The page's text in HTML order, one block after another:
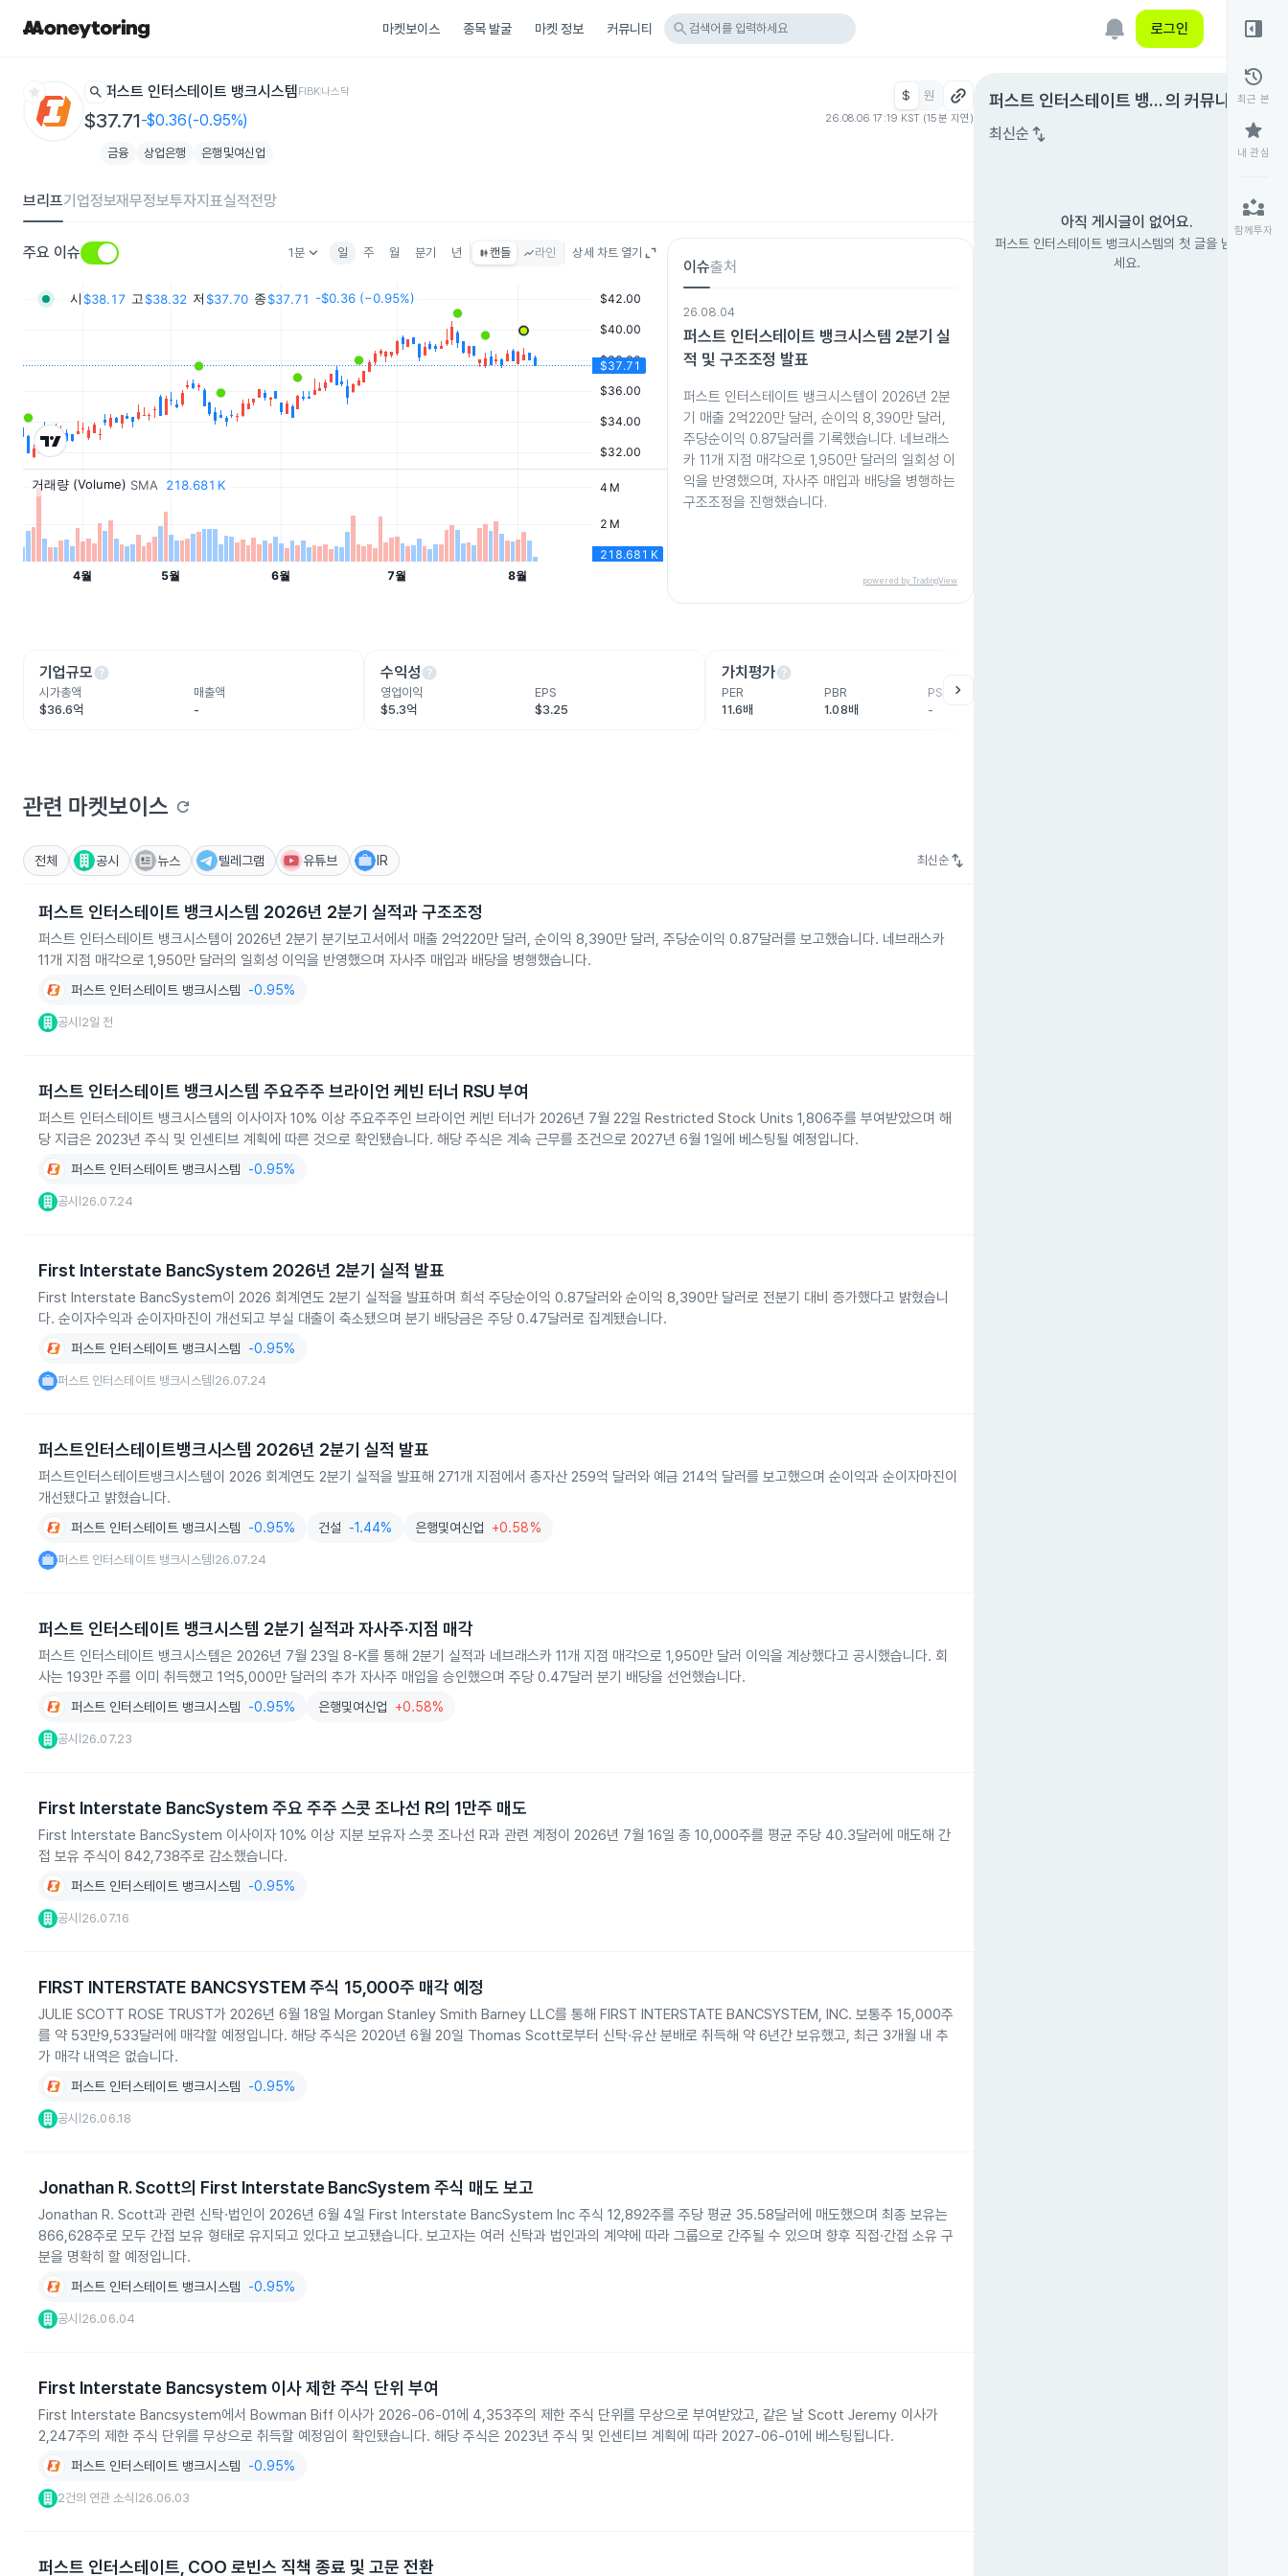
마켓보이스 종목 발굴 마켓 정보 커뮤니티 search 검색어를 입력하세요 로그인
star search 퍼스트 인터스테이트 뱅크시스템FIBK나스닥
$37.71-$0.36(-0.95%)
$ 원
26.08.06 17:19 KST (15분 지연)
금융 상업은행 은행및여신업
브리프기업정보재무정보투자지표실적전망
주요 이슈 1분keyboard_arrow_down 일 주 월 분기 년 캔들 라인 상세 차트 열기
이슈출처
26.08.04
퍼스트 인터스테이트 뱅크시스템 2분기 실
적 및 구조조정 발표
퍼스트 인터스테이트 뱅크시스템이 2026년 2분
기 매출 2억220만 달러, 순이익 8,390만 달러,
주당순이익 0.87달러를 기록했습니다. 네브래스
카 11개 지점 매각으로 1,950만 달러의 일회성 이
익을 반영했으며, 자사주 매입과 배당을 병행하는
구조조정을 진행했습니다.
powered by TradingView
기업규모help
시가총액
$36.6억
매출액
-
수익성help
영업이익
$5.3억
EPS
$3.25
가치평가help
PER
11.6배
PBR
1.08배
PSR
-
chevron_right
관련 마켓보이스 refresh
전체 공시 뉴스 텔레그램 유튜브 IR 최신순 swap_vert
퍼스트 인터스테이트 뱅크시스템 2026년 2분기 실적과 구조조정
퍼스트 인터스테이트 뱅크시스템이 2026년 2분기 분기보고서에서 매출 2억220만 달러, 순이익 8,390만 달러, 주당순이익 0.87달러를 보고했습니다. 네브래스카
11개 지점 매각으로 1,950만 달러의 일회성 이익을 반영했으며 자사주 매입과 배당을 병행했습니다.
퍼스트 인터스테이트 뱅크시스템 -0.95%
공시 2일 전
퍼스트 인터스테이트 뱅크시스템 주요주주 브라이언 케빈 터너 RSU 부여
퍼스트 인터스테이트 뱅크시스템의 이사이자 10% 이상 주요주주인 브라이언 케빈 터너가 2026년 7월 22일 Restricted Stock Units 1,806주를 부여받았으며 해
당 지급은 2023년 주식 및 인센티브 계획에 따른 것으로 확인됐습니다. 해당 주식은 계속 근무를 조건으로 2027년 6월 1일에 베스팅될 예정입니다.
퍼스트 인터스테이트 뱅크시스템 -0.95%
공시 26.07.24
First Interstate BancSystem 2026년 2분기 실적 발표
First Interstate BancSystem이 2026 회계연도 2분기 실적을 발표하며 희석 주당순이익 0.87달러와 순이익 8,390만 달러로 전분기 대비 증가했다고 밝혔습니
다. 순이자수익과 순이자마진이 개선되고 부실 대출이 축소됐으며 분기 배당금은 주당 0.47달러로 집계됐습니다.
퍼스트 인터스테이트 뱅크시스템 -0.95%
퍼스트 인터스테이트 뱅크시스템 26.07.24
퍼스트인터스테이트뱅크시스템 2026년 2분기 실적 발표
퍼스트인터스테이트뱅크시스템이 2026 회계연도 2분기 실적을 발표해 271개 지점에서 총자산 259억 달러와 예금 214억 달러를 보고했으며 순이익과 순이자마진이
개선됐다고 밝혔습니다.
퍼스트 인터스테이트 뱅크시스템 -0.95% 건설 -1.44% 은행및여신업 +0.58%
퍼스트 인터스테이트 뱅크시스템 26.07.24
퍼스트 인터스테이트 뱅크시스템 2분기 실적과 자사주·지점 매각
퍼스트 인터스테이트 뱅크시스템은 2026년 7월 23일 8-K를 통해 2분기 실적과 네브래스카 11개 지점 매각으로 1,950만 달러 이익을 계상했다고 공시했습니다. 회
사는 193만 주를 이미 취득했고 1억5,000만 달러의 추가 자사주 매입을 승인했으며 주당 0.47달러 분기 배당을 선언했습니다.
퍼스트 인터스테이트 뱅크시스템 -0.95% 은행및여신업 +0.58%
공시 26.07.23
First Interstate BancSystem 주요 주주 스콧 조나선 R의 1만주 매도
First Interstate BancSystem 이사이자 10% 이상 지분 보유자 스콧 조나선 R과 관련 계정이 2026년 7월 16일 총 10,000주를 평균 주당 40.3달러에 매도해 간
접 보유 주식이 842,738주로 감소했습니다.
퍼스트 인터스테이트 뱅크시스템 -0.95%
공시 26.07.16
FIRST INTERSTATE BANCSYSTEM 주식 15,000주 매각 예정
JULIE SCOTT ROSE TRUST가 2026년 6월 18일 Morgan Stanley Smith Barney LLC를 통해 FIRST INTERSTATE BANCSYSTEM, INC. 보통주 15,000주
를 약 53만9,533달러에 매각할 예정입니다. 해당 주식은 2020년 6월 20일 Thomas Scott로부터 신탁·유산 분배로 취득해 약 6년간 보유했고, 최근 3개월 내 추
가 매각 내역은 없습니다.
퍼스트 인터스테이트 뱅크시스템 -0.95%
공시 26.06.18
Jonathan R. Scott의 First Interstate BancSystem 주식 매도 보고
Jonathan R. Scott과 관련 신탁·법인이 2026년 6월 4일 First Interstate BancSystem Inc 주식 12,892주를 주당 평균 35.58달러에 매도했으며 최종 보유는
866,628주로 모두 간접 보유 형태로 유지되고 있다고 보고됐습니다. 보고자는 여러 신탁과 법인과의 계약에 따라 그룹으로 간주될 수 있으며 향후 직접·간접 소유 구
분을 명확히 할 예정입니다.
퍼스트 인터스테이트 뱅크시스템 -0.95%
공시 26.06.04
First Interstate Bancsystem 이사 제한 주식 단위 부여
First Interstate Bancsystem에서 Bowman Biff 이사가 2026-06-01에 4,353주의 제한 주식 단위를 무상으로 부여받았고, 같은 날 Scott Jeremy 이사가
2,247주의 제한 주식 단위를 무상으로 취득할 예정임이 확인됐습니다. 해당 주식은 2023년 주식 및 인센티브 계획에 따라 2027-06-01에 베스팅됩니다.
퍼스트 인터스테이트 뱅크시스템 -0.95%
2건의 연관 소식 26.06.03
퍼스트 인터스테이트, COO 로빈스 직책 종료 및 고문 전환
퍼스트 인터스테이트 뱅크
시스템
의 커뮤니티expand_circle_right
최신순 swap_vert
아직 게시글이 없어요.
퍼스트 인터스테이트 뱅크시스템의 첫 글을 남겨 보
세요.
right_panel_open
history
최근 본
star
내 관심
partner_exchange
함께투자